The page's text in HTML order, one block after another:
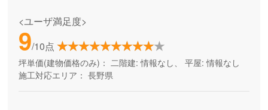
<ユーザ満足度>
9/10点
坪単価(建物価格のみ)： 二階建: 情報なし、 平屋: 情報なし
施工対応エリア： 長野県